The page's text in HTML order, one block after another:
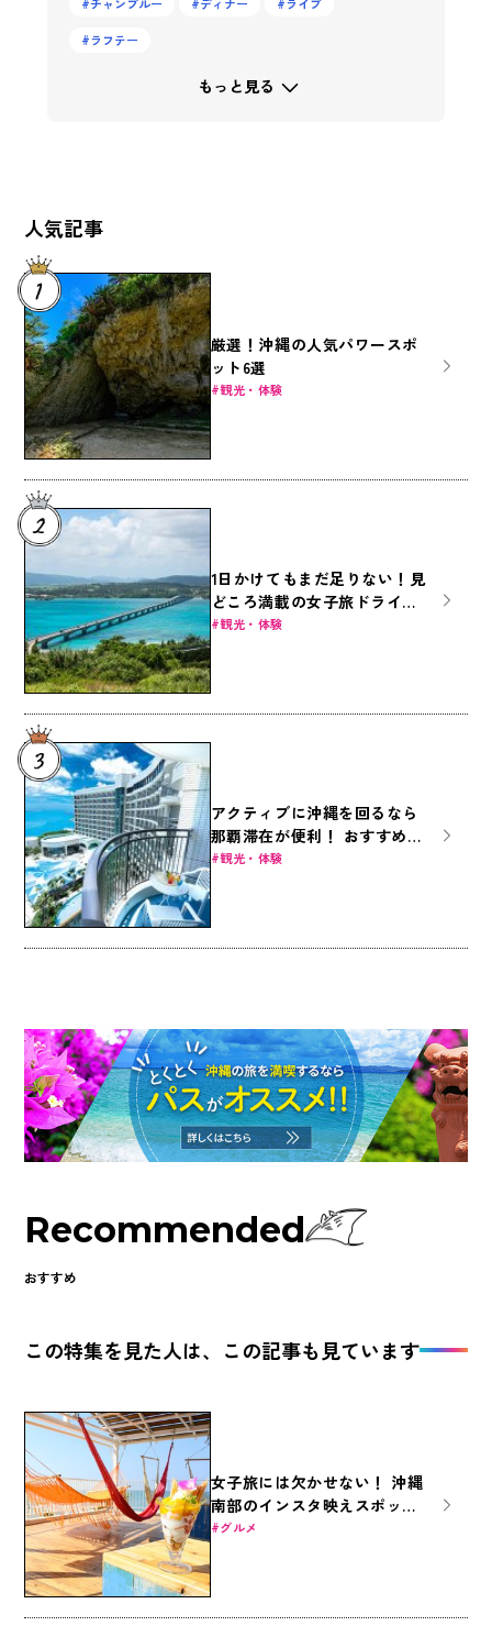
チャンプルー ディナー ライブ
ラフテー
もっと見る
人気記事
厳選！沖縄の人気パワースポ
ット6選
観光・体験
1日かけてもまだ足りない！見
どころ満載の女子旅ドライブ
～本島北部編～
観光・体験
アクティブに沖縄を回るなら
那覇滞在が便利！ おすすめ那
覇ホテル8選
観光・体験
Recommended
おすすめ
この特集を見た人は、この記事も見ています
女子旅には欠かせない！ 沖縄
南部のインスタ映えスポット
9選
グルメ